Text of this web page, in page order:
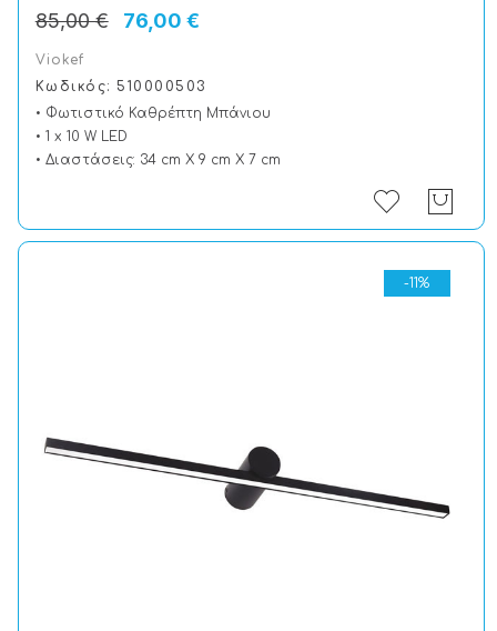
76,00 €
85,00 €
Viokef
Κωδικός: 510000503
• Φωτιστικό Καθρέπτη Μπάνιου
• 1 x 10 W LED
• Διαστάσεις: 34 cm X 9 cm X 7 cm
-11%